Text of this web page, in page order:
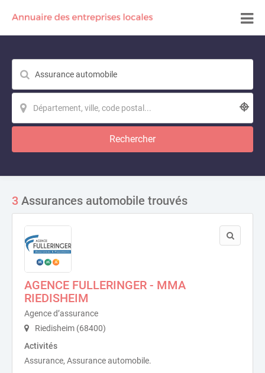
Rechercher
3 Assurances automobile trouvés
AGENCE FULLERINGER - MMA
RIEDISHEIM
Agence d’assurance
Riedisheim (68400)
Activités
Assurance, Assurance automobile.